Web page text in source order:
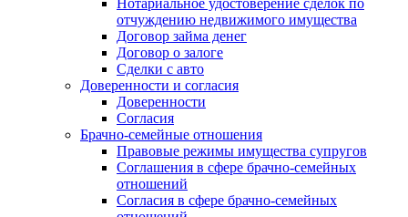
отчуждению недвижимого имущества
Договор займа денег
Договор о залоге
Сделки с авто
Доверенности и согласия
Доверенности
Согласия
Брачно-семейные отношения
Правовые режимы имущества супругов
Соглашения в сфере брачно-семейных
отношений
Согласия в сфере брачно-семейных